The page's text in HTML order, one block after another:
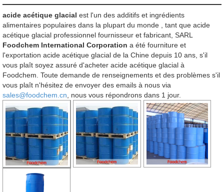
acide acétique glacial est l'un des additifs et ingrédients
alimentaires populaires dans la plupart du monde , tant que acide
acétique glacial professionnel fournisseur et fabricant, SARL
Foodchem International Corporation a été fourniture et
l'exportation acide acétique glacial de la Chine depuis 10 ans, s'il
vous plaît soyez assuré d'acheter acide acétique glacial à
Foodchem. Toute demande de renseignements et des problèmes s'il
vous plaît n'hésitez de envoyer des emails à nous via
sales@foodchem.cn , nous vous répondrons dans 1 jour.